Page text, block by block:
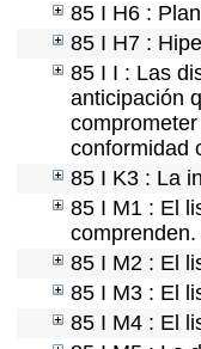
85 I H6 :
85 I H7 :
85 I I : Las
anticipación
conformidad
85 I K3 : La
85 I M1 : El
comprenden.
85 I M2 : El
85 I M3 : El
85 I M4 : El